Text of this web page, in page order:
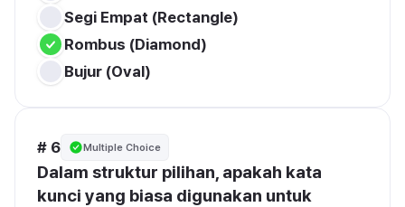
Segi Empat (Rectangle)
Rombus (Diamond)
Bujur (Oval)
# 6 Multiple Choice
Dalam struktur pilihan, apakah kata
kunci yang biasa digunakan untuk